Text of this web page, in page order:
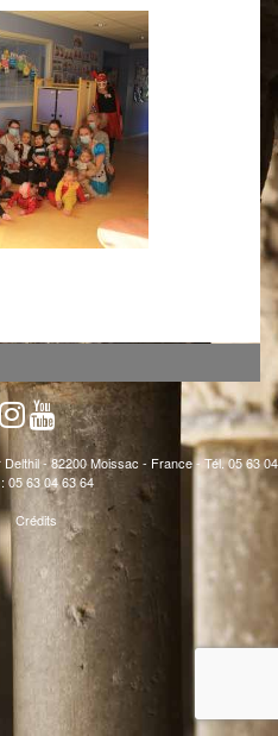
- 82200 Moissac - France - Tél. 05 63 04
05 63 04 63 64
Crédits